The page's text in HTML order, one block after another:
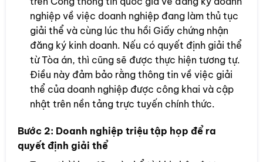
nghiệp về việc doanh nghiệp đang làm thủ tục
giải thể và cùng lúc thu hồi Giấy chứng nhận
đăng ký kinh doanh. Nếu có quyết định giải thể
từ Tòa án, thì cũng sẽ được thực hiện tương tự.
Điều này đảm bảo rằng thông tin về việc giải
thể của doanh nghiệp được công khai và cập
nhật trên nền tảng trực tuyến chính thức.
Bước 2: Doanh nghiệp triệu tập họp để ra
quyết định giải thể